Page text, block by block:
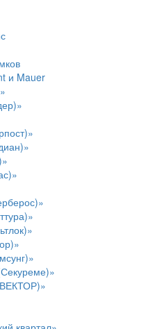
и Mauer